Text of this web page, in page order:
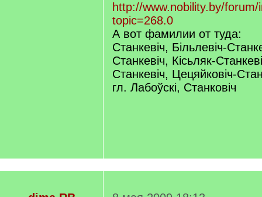
http://www.nobility.by/
topic=268.0
А вот фамилии от туда:
Станкевіч, Більлевіч-
Станкевіч, Кісьляк-
Станкевіч, Цецяйковіч-
гл. Лабоўскі, Станковіч